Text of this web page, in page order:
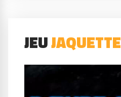
JEUJAQUETTE